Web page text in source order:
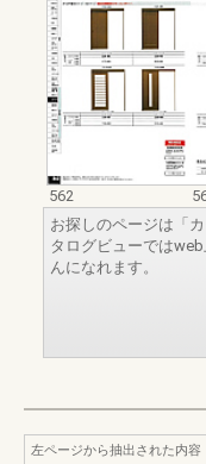
562
お探しのページは「
タログビューでは
んになれます。
左ページから抽出された内容